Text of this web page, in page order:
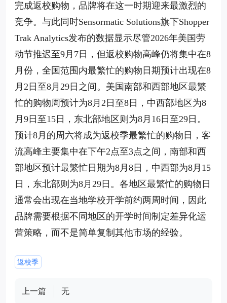
完成返校购物，品牌将在这一时期迎来最激烈的
竞争。与此同时Sensormatic Solutions旗下Shopper
Trak Analytics发布的数据显示尽管2026年美国劳
动节推迟至9月7日，但返校购物高峰仍将集中在8
月份，全国范围内最繁忙的购物日期预计出现在8
月2日至8月29日之间。美国南部和西部地区最繁
忙的购物周预计为8月2日至8日，中西部地区为8
月9日至15日，东北部地区则为8月16日至29日。
预计8月的周六将成为返校季最繁忙的购物日，客
流高峰主要集中在下午2点至3点之间，南部和西
部地区预计最繁忙日期为8月8日，中西部为8月15
日，东北部则为8月29日。各地区最繁忙的购物日
通常会出现在当地学校开学前约两周时间，因此
品牌需要根据不同地区的开学时间制定差异化运
营策略，而不是简单复制其他市场的经验。
返校季
上一篇 无